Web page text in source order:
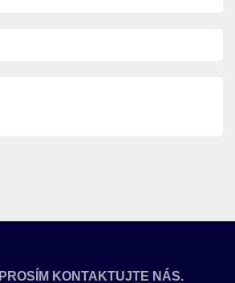
PROSÍM KONTAKTUJTE NÁS.